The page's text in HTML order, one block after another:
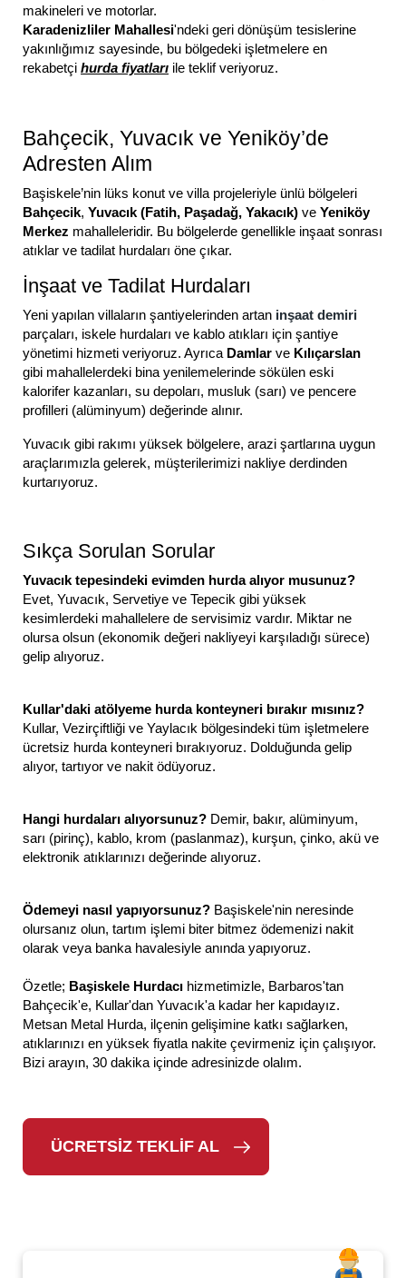
makineleri ve motorlar.
Karadenizliler Mahallesi'ndeki geri dönüşüm tesislerine
yakınlığımız sayesinde, bu bölgedeki işletmelere en
rekabetçi hurda fiyatları ile teklif veriyoruz.
Bahçecik, Yuvacık ve Yeniköy’de
Adresten Alım
Başiskele’nin lüks konut ve villa projeleriyle ünlü bölgeleri
Bahçecik, Yuvacık (Fatih, Paşadağ, Yakacık) ve Yeniköy
Merkez mahalleleridir. Bu bölgelerde genellikle inşaat sonrası
atıklar ve tadilat hurdaları öne çıkar.
İnşaat ve Tadilat Hurdaları
Yeni yapılan villaların şantiyelerinden artan inşaat demiri
parçaları, iskele hurdaları ve kablo atıkları için şantiye
yönetimi hizmeti veriyoruz. Ayrıca Damlar ve Kılıçarslan
gibi mahallelerdeki bina yenilemelerinde sökülen eski
kalorifer kazanları, su depoları, musluk (sarı) ve pencere
profilleri (alüminyum) değerinde alınır.
Yuvacık gibi rakımı yüksek bölgelere, arazi şartlarına uygun
araçlarımızla gelerek, müşterilerimizi nakliye derdinden
kurtarıyoruz.
Sıkça Sorulan Sorular
Yuvacık tepesindeki evimden hurda alıyor musunuz?
Evet, Yuvacık, Servetiye ve Tepecik gibi yüksek
kesimlerdeki mahallelere de servisimiz vardır. Miktar ne
olursa olsun (ekonomik değeri nakliyeyi karşıladığı sürece)
gelip alıyoruz.
Kullar'daki atölyeme hurda konteyneri bırakır mısınız?
Kullar, Vezirçiftliği ve Yaylacık bölgesindeki tüm işletmelere
ücretsiz hurda konteyneri bırakıyoruz. Dolduğunda gelip
alıyor, tartıyor ve nakit ödüyoruz.
Hangi hurdaları alıyorsunuz? Demir, bakır, alüminyum,
sarı (pirinç), kablo, krom (paslanmaz), kurşun, çinko, akü ve
elektronik atıklarınızı değerinde alıyoruz.
Ödemeyi nasıl yapıyorsunuz? Başiskele'nin neresinde
olursanız olun, tartım işlemi biter bitmez ödemenizi nakit
olarak veya banka havalesiyle anında yapıyoruz.
Özetle; Başiskele Hurdacı hizmetimizle, Barbaros'tan
Bahçecik'e, Kullar'dan Yuvacık'a kadar her kapıdayız.
Metsan Metal Hurda, ilçenin gelişimine katkı sağlarken,
atıklarınızı en yüksek fiyatla nakite çevirmeniz için çalışıyor.
Bizi arayın, 30 dakika içinde adresinizde olalım.
ÜCRETSİZ TEKLİF AL